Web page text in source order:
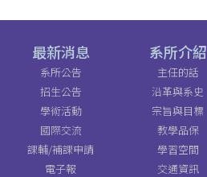
最新消息
系所公告
招生公告
學術活動
國際交流
課輔/補課申請
電子報
系所介紹
主任的話
沿革與系史
宗旨與目標
教學品保
學習空間
交通資訊